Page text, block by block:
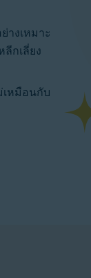
างเหมาะ
กเลี่ยง
เหมือนกับ